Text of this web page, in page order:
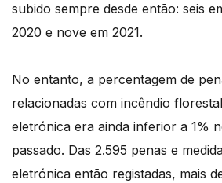
subido sempre desde então: seis
2020 e nove em 2021.
No entanto, a percentagem de
relacionadas com incêndio
eletrónica era ainda inferior a 1%
passado. Das 2.595 penas e
eletrónica então registadas, mais